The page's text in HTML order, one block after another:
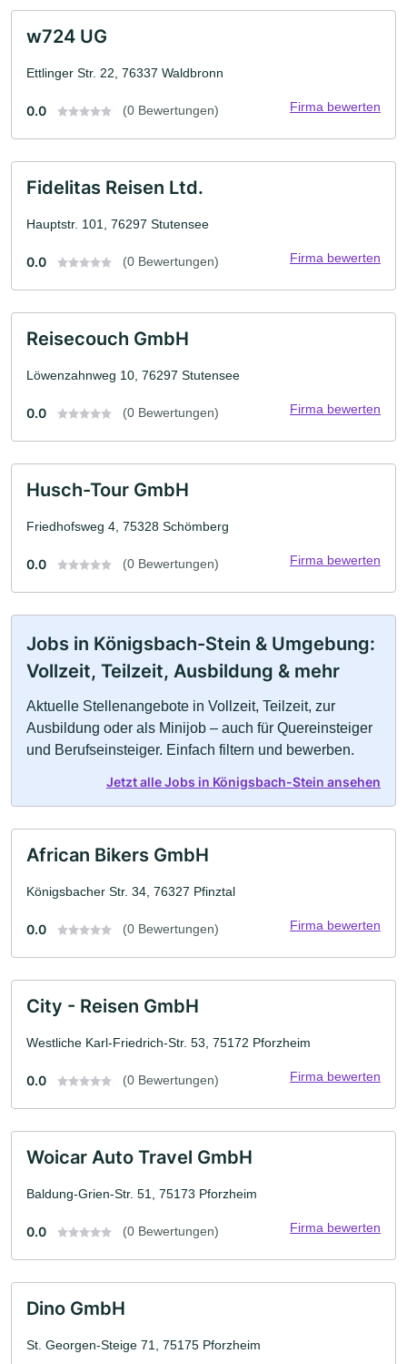
w724 UG
Ettlinger Str. 22, 76337 Waldbronn
0.0 (0 Bewertungen) Firma bewerten
Fidelitas Reisen Ltd.
Hauptstr. 101, 76297 Stutensee
0.0 (0 Bewertungen) Firma bewerten
Reisecouch GmbH
Löwenzahnweg 10, 76297 Stutensee
0.0 (0 Bewertungen) Firma bewerten
Husch-Tour GmbH
Friedhofsweg 4, 75328 Schömberg
0.0 (0 Bewertungen) Firma bewerten
Jobs in Königsbach-Stein & Umgebung:
Vollzeit, Teilzeit, Ausbildung & mehr
Aktuelle Stellenangebote in Vollzeit, Teilzeit, zur
Ausbildung oder als Minijob – auch für Quereinsteiger
und Berufseinsteiger. Einfach filtern und bewerben.
Jetzt alle Jobs in Königsbach-Stein ansehen
African Bikers GmbH
Königsbacher Str. 34, 76327 Pfinztal
0.0 (0 Bewertungen) Firma bewerten
City - Reisen GmbH
Westliche Karl-Friedrich-Str. 53, 75172 Pforzheim
0.0 (0 Bewertungen) Firma bewerten
Woicar Auto Travel GmbH
Baldung-Grien-Str. 51, 75173 Pforzheim
0.0 (0 Bewertungen) Firma bewerten
Dino GmbH
St. Georgen-Steige 71, 75175 Pforzheim